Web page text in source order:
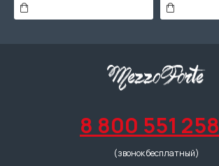
8 800 551
(звонок бесплатный)